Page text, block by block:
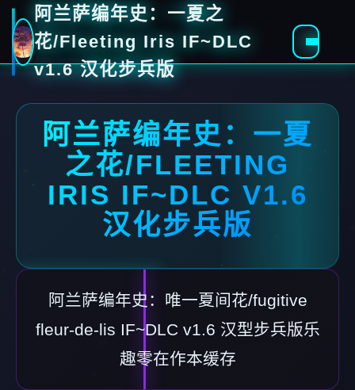
阿兰萨编年史：一夏之
花/Fleeting Iris IF~DLC
v1.6 汉化步兵版
阿兰萨编年史：一夏
之花/FLEETING
IRIS IF~DLC V1.6
汉化步兵版
阿兰萨编年史：唯一夏间花/fugitive
fleur-de-lis IF~DLC v1.6 汉型步兵版乐
趣零在作本缓存